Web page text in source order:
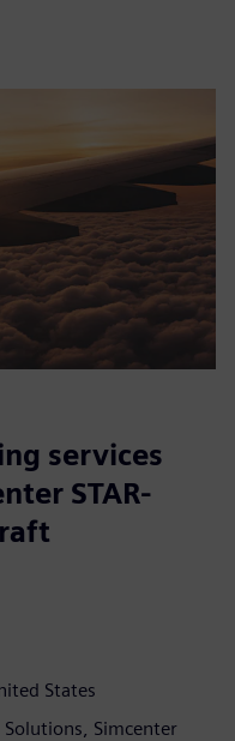
services
STAR-
States
Solutions, Simcenter